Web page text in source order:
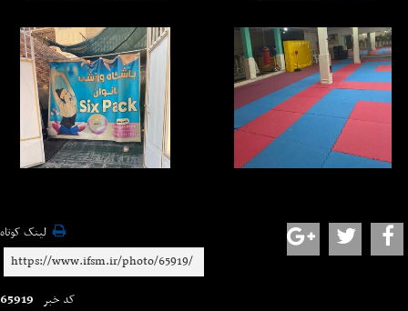
لینک کوتاه
کد خبر 65919